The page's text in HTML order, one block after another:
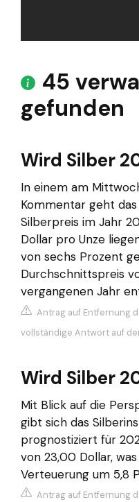
45
gefunden
Wird Silber
In einem am
Kommentar geht
Silberpreis im Jahr
Dollar pro Unze
von sechs Prozent
Durchschnittspreis
vergangenen Jahr
Antrag auf Entfernung
vollständige Antwort auf
Wird Silber
Mit Blick auf die
gibt sich das
prognostiziert für
von 23,00 Dollar,
Verteuerung um 5,8
Antrag auf Entfernung